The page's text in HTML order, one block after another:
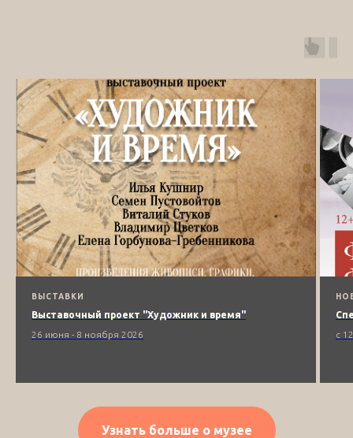
ВЫСТАВКИ
Выставочный проект "Художник и время"
26 июня - 8 ноября 2026
с
Узнать больше о музее